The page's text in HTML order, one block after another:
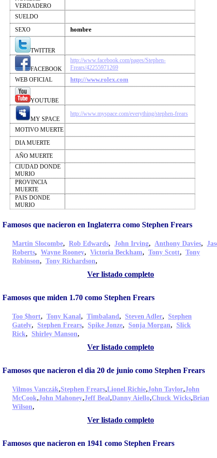
VERDADERO
SUELDO
SEXO
hombre
TWITTER
FACEBOOK
http://www.facebook.com/pages/Stephen-
Frears/42255971269
WEB OFICIAL
http://www.rolex.com
YOUTUBE
MY SPACE
http://www.myspace.com/everything/stephen-frears
MOTIVO MUERTE
DIA MUERTE
AÑO MUERTE
CIUDAD DONDE
MURIO
PROVINCIA
MUERTE
PAIS DONDE
MURIO
Famosos que nacieron en Inglaterra como Stephen Frears
Martin Slocombe, Rob Edwards, John Irving, Anthony Davies,
Roberts, Wayne Rooney, Victoria Beckham, Tony Scott, Tony
Robinson, Tony Richardson,
Ver listado completo
Famosos que miden 1.70 como Stephen Frears
Too $hort, Tony Kanal, Timbaland, Steven Adler, Stephen
Gately, Stephen Frears, Spike Jonze, Sonja Morgan, Slick
Rick, Shirley Manson,
Ver listado completo
Famosos que nacieron el dia 20 de junio como Stephen Frears
Vilmos Vanczák,Stephen Frears,Lionel Richie,John Taylor,John
McCook,John Mahoney,Jeff Beal,Danny Aiello,Chuck Wicks,Brian
Wilson,
Ver listado completo
Famosos que nacieron en 1941 como Stephen Frears